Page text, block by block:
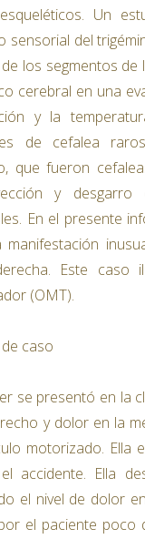
Un
sensorial del
los segmentos de
cerebral en una
y la
de cefalea
que fueron
y desgarro
En el presente
manifestación
Este caso
(OMT).
caso
se presentó en la
y dolor en la
motorizado. Ella
accidente. Ella
el nivel de dolor
el paciente poco